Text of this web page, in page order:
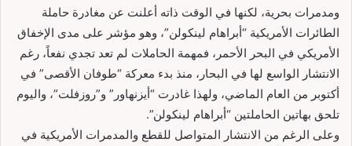
ومدمرات بحرية، لكنها في الوقت ذاته أعلنت عن مغادرة حاملة
الطائرات الأمريكية “أبراهام لينكولن”، وهو مؤشر على مدى الإخفاق
الأمريكي في البحر الأحمر، فمهمة الحاملات لم تعد تجدي نفعاً، رغم
الانتشار الواسع لها في البحار، منذ بدء معركة “طوفان الأقصى” في
أكتوبر من العام الماضي، ولهذا غادرت “أيزنهاور” و”روزفلت”، واليوم
تلحق بهاتين الحاملتين “أبراهام لينكولن”.
وعلى الرغم من الانتشار المتواصل للقطع والمدمرات الأمريكية في